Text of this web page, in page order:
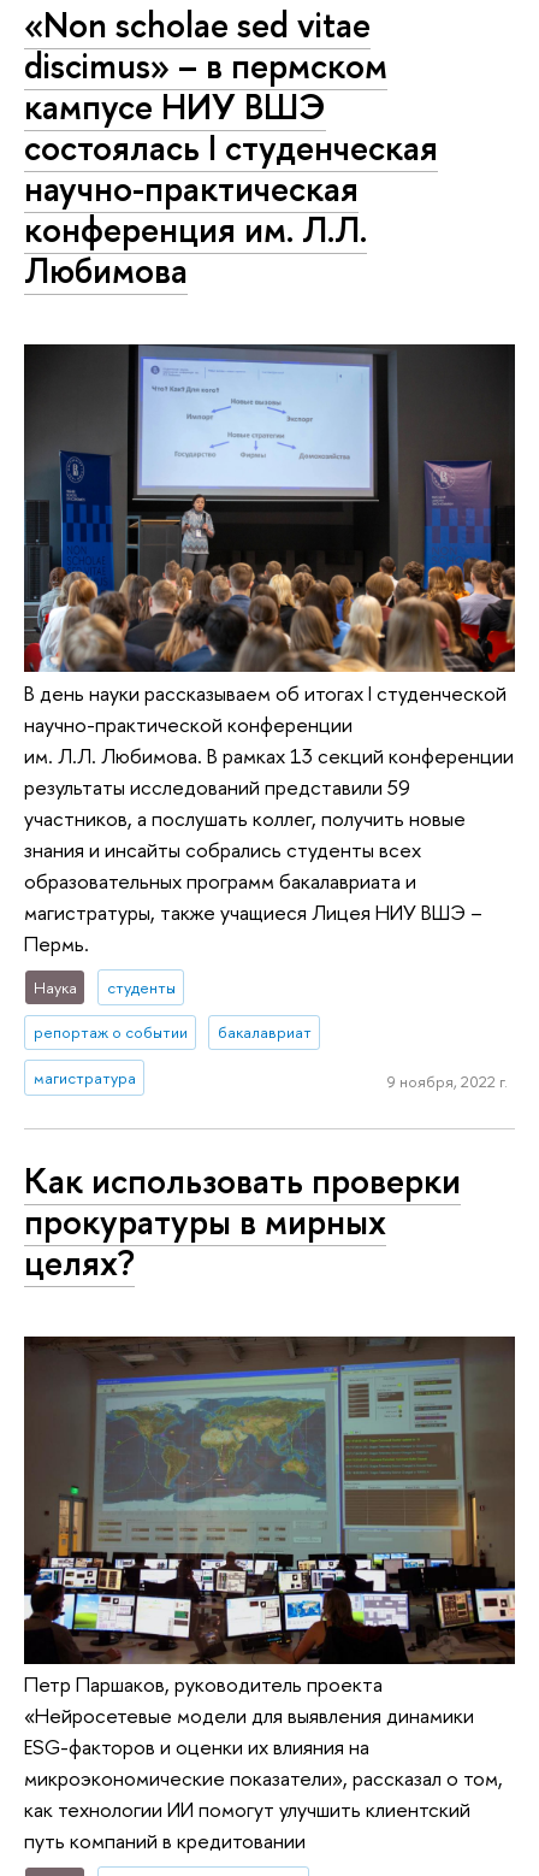
«Non scholae sed vitae
discimus» – в пермском
кампусе НИУ ВШЭ
состоялась I студенческая
научно-практическая
конференция им. Л.Л.
Любимова
В день науки рассказываем об итогах I студенческой
научно-практической конференции
им. Л.Л. Любимова. В рамках 13 секций конференции
результаты исследований представили 59
участников, а послушать коллег, получить новые
знания и инсайты собрались студенты всех
образовательных программ бакалавриата и
магистратуры, также учащиеся Лицея НИУ ВШЭ –
Пермь.
Наука студенты
репортаж о событии бакалавриат
магистратура 9 ноября, 2022 г.
Как использовать проверки
прокуратуры в мирных
целях?
Петр Паршаков, руководитель проекта
«Нейросетевые модели для выявления динамики
ESG-факторов и оценки их влияния на
микроэкономические показатели», рассказал о том,
как технологии ИИ помогут улучшить клиентский
путь компаний в кредитовании